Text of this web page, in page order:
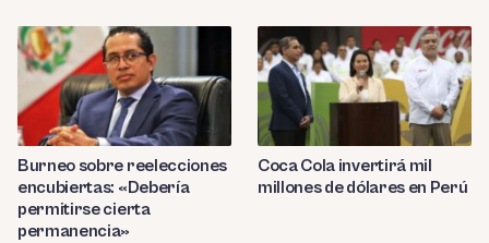
Burneo sobre reelecciones
encubiertas: «Debería
permitirse cierta
permanencia»
Coca Cola invertirá mil
millones de dólares en Perú